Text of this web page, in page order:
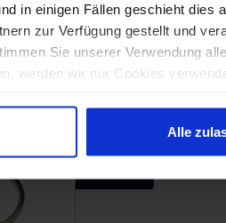
in einigen Fällen geschieht dies
zur Verfügung gestellt und
Sie unserer Verwendung
werden wir nur Cookies
Alle
CrisMa